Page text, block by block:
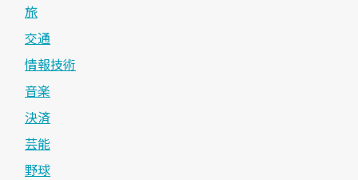
旅
交通
情報技術
音楽
決済
芸能
野球